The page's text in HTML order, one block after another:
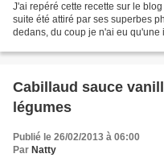
J'ai repéré cette recette sur le
suite été attiré par ses superbes
dedans, du coup je n'ai eu
Cabillaud sauce
légumes
Publié le 26/02/2013 à 06:00
Par Natty